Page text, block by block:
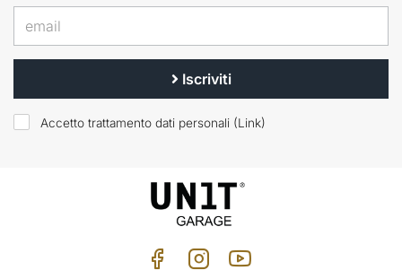
Iscriviti
Accetto trattamento dati personali (Link)